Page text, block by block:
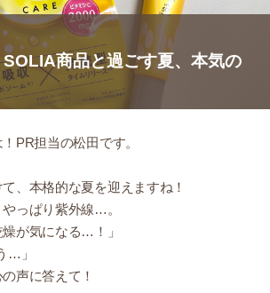
商品と過ごす夏、本気の
PR担当の松田です。
、本格的な夏を迎えますね！
っぱり紫外線…。
燥が気になる…！」
…」
声に答えて！